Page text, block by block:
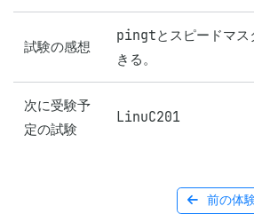
試験の感想
pingtとスピードマス
きる。
次に受験予
定の試験
LinuC201
前の体